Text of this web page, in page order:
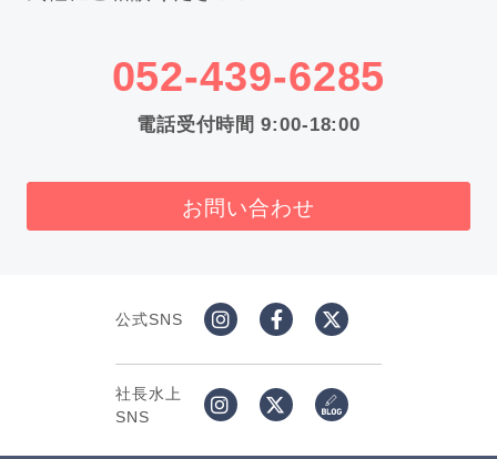
052-439-6285
電話受付時間 9:00-18:00
お問い合わせ
公式SNS
社長水上
SNS